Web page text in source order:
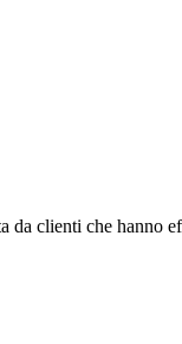
clienti che hanno